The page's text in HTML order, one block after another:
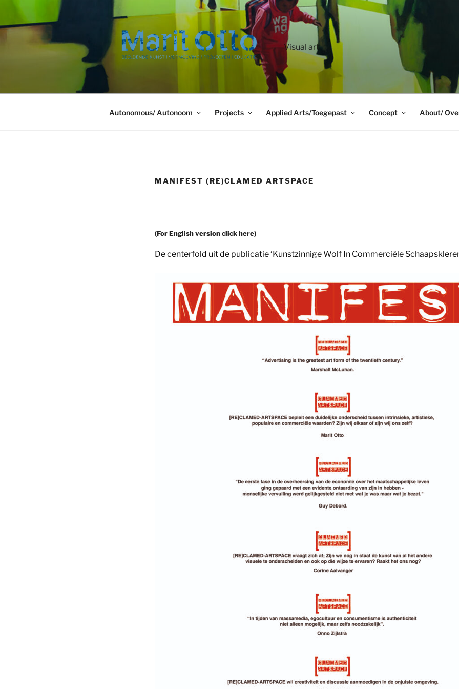
de
Visual art
Autonomous/ Autonoom Projects Applied Arts/Toegepast Concept About/
MANIFEST (RE)CLAMED ARTSPACE
(For English version click here)
De centerfold uit de publicatie ‘Kunstzinnige Wolf In Commerciële